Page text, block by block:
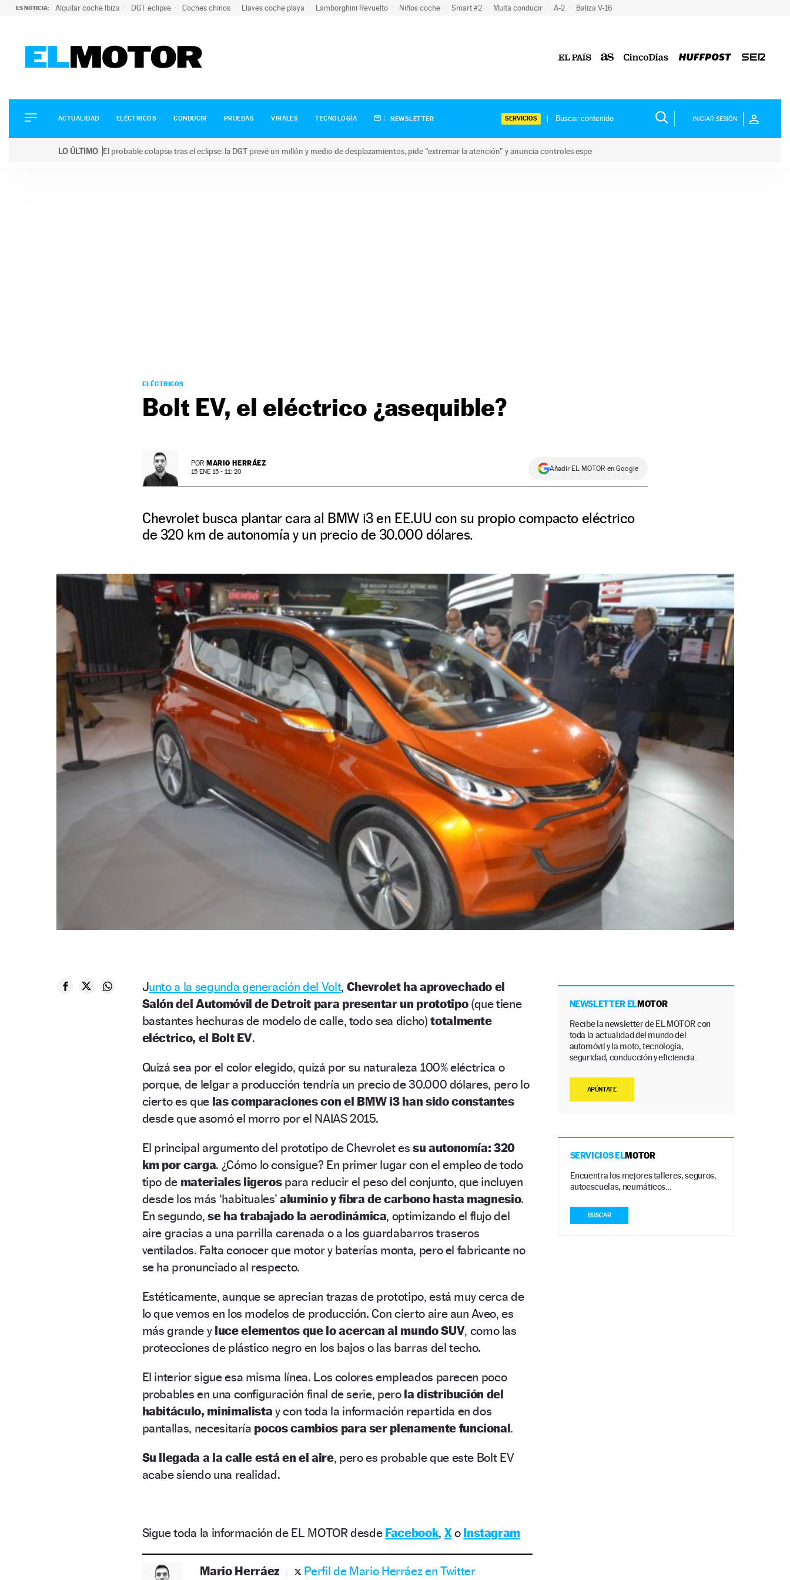
ES NOTICIA: Alquilar coche Ibiza DGT eclipse Coches chinos Llaves coche playa Lamborghini Revuelto Niños coche Smart #2 Multa conducir A-2 Baliza V-16
ELÉCTRICOS
CONDUCIR
ACTUALIDAD ELÉCTRICOS CONDUCIR PRUEBAS VIRALES TECNOLOGÍA NEWSLETTER SERVICIOS INICIAR SESIÓN
LO ÚLTIMO El probable colapso tras el eclipse: la DGT prevé un millón y medio de desplazamientos, pide “extremar la atención” y anuncia controles espe
ELÉCTRICOS
Bolt EV, el eléctrico ¿asequible?
POR MARIO HERRÁEZ
15 ENE 15 - 11: 20 Añadir EL MOTOR en Google
Chevrolet busca plantar cara al BMW i3 en EE.UU con su propio compacto eléctrico
de 320 km de autonomía y un precio de 30.000 dólares.
Junto a la segunda generación del Volt, Chevrolet ha aprovechado el
Salón del Automóvil de Detroit para presentar un prototipo(que tiene
bastantes hechuras de modelo de calle, todo sea dicho)totalmente
eléctrico, el Bolt EV.
Quizá sea por el color elegido, quizá por su naturaleza 100% eléctrica o
porque, de lelgar a producción tendría un precio de 30.000 dólares, pero lo
cierto es que las comparaciones con el BMW i3 han sido constantes
desde que asomó el morro por el NAIAS 2015.
El principal argumento del prototipo de Chevrolet es su autonomía: 320
km por carga. ¿Cómo lo consigue? En primer lugar con el empleo de todo
tipo de materiales ligerospara reducir el peso del conjunto, que incluyen
desde los más ‘habituales’aluminio y fibra de carbono hasta magnesio.
En segundo,se ha trabajado la aerodinámica, optimizando el flujo del
aire gracias a una parrilla carenada o a los guardabarros traseros
ventilados. Falta conocer que motor y baterías monta, pero el fabricante no
se ha pronunciado al respecto.
Estéticamente, aunque se aprecian trazas de prototipo, está muy cerca de
lo que vemos en los modelos de producción. Con cierto aire aun Aveo, es
más grande y luce elementos que lo acercan al mundo SUV, como las
protecciones de plástico negro en los bajos o las barras del techo.
El interior sigue esa misma línea. Los colores empleados parecen poco
probables en una configuración final de serie, pero la distribución del
habitáculo, minimalista y con toda la información repartida en dos
pantallas, necesitaría pocos cambios para ser plenamente funcional.
Su llegada a la calle está en el aire, pero es probable que este Bolt EV
acabe siendo una realidad.
Sigue toda la información de EL MOTOR desde Facebook, Xo Instagram
Mario Herráez Perfil de Mario Herráez en Twitter
NEWSLETTER ELMOTOR
Recibe la newsletter de EL MOTOR con
toda la actualidad del mundo del
automóvil y la moto, tecnología,
seguridad, conducción y eficiencia.
APÚNTATE
SERVICIOS ELMOTOR
Encuentra los mejores talleres, seguros,
autoescuelas, neumáticos…
BUSCAR